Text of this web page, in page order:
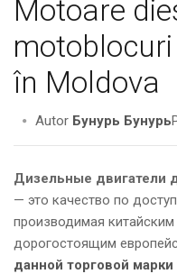
Motoare
motoblocuri
în Moldova
Autor Бунурь Бунурь
Дизельные двигатели
— это качество по
производимая
дорогостоящим
данной торговой